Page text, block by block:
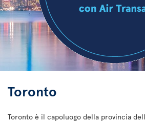
Toronto
Toronto è il capoluogo della provincia